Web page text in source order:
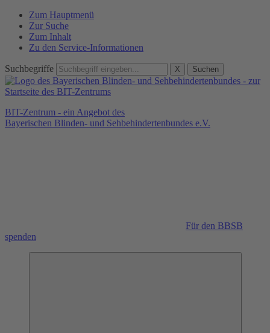
Zum Hauptmenü
Zur Suche
Zum Inhalt
Zu den Service-Informationen
Suchbegriffe X Suchen
BIT-Zentrum - ein Angebot des
Bayerischen Blinden- und Sehbehindertenbundes e.V.
Für den BBSB
spenden